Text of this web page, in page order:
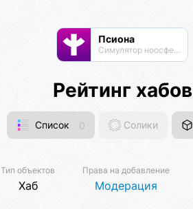
Псиона
Cимулятор ноосферы
Рейтинг хабов
Список 0 Солики
Тип объектов
Хаб
Права на добавление
Модерация